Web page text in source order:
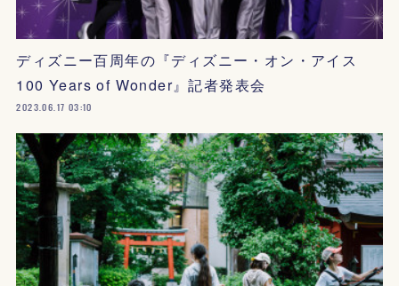
ディズニー百周年の『ディズニー・オン・アイス
100 Years of Wonder』記者発表会
2023.06.17 03:10